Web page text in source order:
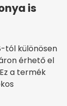
is
tól különösen
érhető el
a termék